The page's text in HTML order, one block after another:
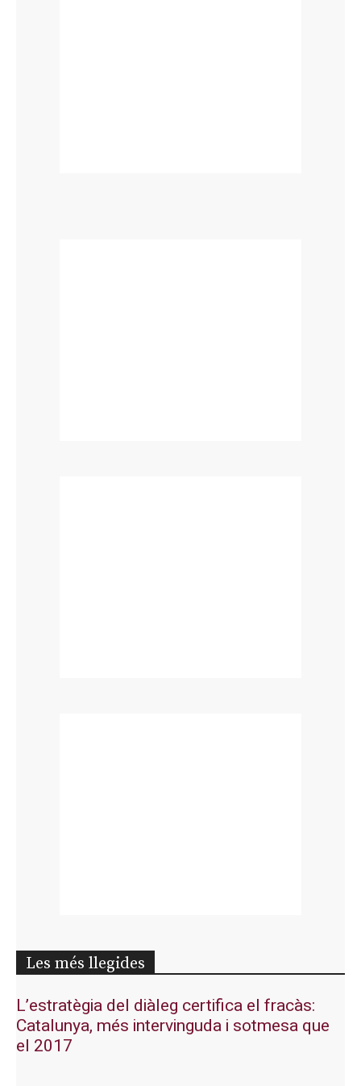
Les més llegides
L’estratègia del diàleg certifica el fracàs:
Catalunya, més intervinguda i sotmesa que
el 2017